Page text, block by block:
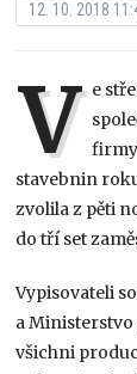
12. 10. 2018
V e
stavebnin
zvolila z pěti
do tří set
Vypisovateli
a Ministerstvo
všichni